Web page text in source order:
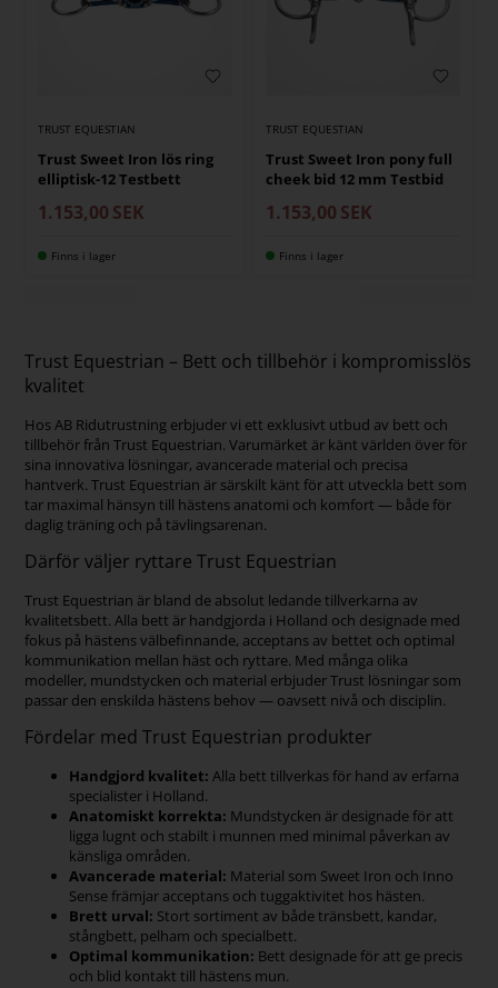
TRUST EQUESTIAN
Trust Sweet Iron lös ring
elliptisk-12 Testbett
1.153,00 SEK
Finns i lager
TRUST EQUESTIAN
Trust Sweet Iron pony full
cheek bid 12 mm Testbid
1.153,00 SEK
Finns i lager
Trust Equestrian – Bett och tillbehör i kompromisslös
kvalitet
Hos AB Ridutrustning erbjuder vi ett exklusivt utbud av bett och
tillbehör från Trust Equestrian. Varumärket är känt världen över för
sina innovativa lösningar, avancerade material och precisa
hantverk. Trust Equestrian är särskilt känt för att utveckla bett som
tar maximal hänsyn till hästens anatomi och komfort — både för
daglig träning och på tävlingsarenan.
Därför väljer ryttare Trust Equestrian
Trust Equestrian är bland de absolut ledande tillverkarna av
kvalitetsbett. Alla bett är handgjorda i Holland och designade med
fokus på hästens välbefinnande, acceptans av bettet och optimal
kommunikation mellan häst och ryttare. Med många olika
modeller, mundstycken och material erbjuder Trust lösningar som
passar den enskilda hästens behov — oavsett nivå och disciplin.
Fördelar med Trust Equestrian produkter
Handgjord kvalitet: Alla bett tillverkas för hand av erfarna
specialister i Holland.
Anatomiskt korrekta: Mundstycken är designade för att
ligga lugnt och stabilt i munnen med minimal påverkan av
känsliga områden.
Avancerade material: Material som Sweet Iron och Inno
Sense främjar acceptans och tuggaktivitet hos hästen.
Brett urval: Stort sortiment av både tränsbett, kandar,
stångbett, pelham och specialbett.
Optimal kommunikation: Bett designade för att ge precis
och blid kontakt till hästens mun.